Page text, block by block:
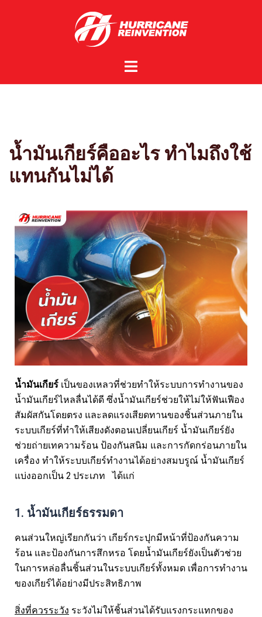
น้ำมันเกียร์คืออะไร ทำไมถึงใช้
แทนกันไม่ได้
น้ำมันเกียร์ เป็นของเหลวที่ช่วยทำให้ระบบการทำงานของ
น้ำมันเกียร์ไหลลื่นได้ดี ซึ่งน้ำมันเกียร์ช่วยให้ไม่ให้ฟันเฟือง
สัมผัสกันโดยตรง และลดแรงเสียดทานของชิ้นส่วนภายใน
ระบบเกียร์ที่ทำให้เสียงดังตอนเปลี่ยนเกียร์ น้ำมันเกียร์ยัง
ช่วยถ่ายเทความร้อน ป้องกันสนิม และการกัดกร่อนภายใน
เครื่อง ทำให้ระบบเกียร์ทำงานได้อย่างสมบรูณ์ น้ำมันเกียร์
แบ่งออกเป็น 2 ประเภท ได้แก่
1. น้ำมันเกียร์ธรรมดา
คนส่วนใหญ่เรียกกันว่า เกียร์กระปุกมีหน้าที่ป้องกันความ
ร้อน และป้องกันการสึกหรอ โดยน้ำมันเกียร์ยังเป็นตัวช่วย
ในการหล่อลื่นชิ้นส่วนในระบบเกียร์ทั้งหมด เพื่อการทำงาน
ของเกียร์ได้อย่างมีประสิทธิภาพ
สิ่งที่ควรระวัง ระวังไม่ให้ชิ้นส่วนได้รับแรงกระแทกของ